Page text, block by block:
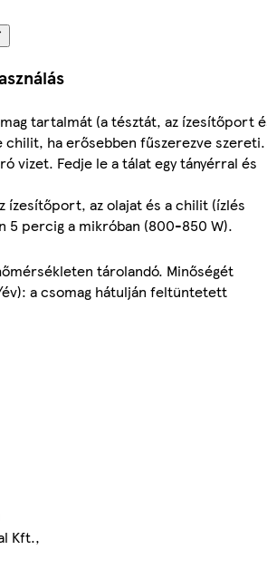
tartalmát (a tésztát, az ízesítőport
chilit, ha erősebben fűszerezve szereti.
vizet. Fedje le a tálat egy tányérral és
ízesítőport, az olajat és a chilit (ízlés
5 percig a mikróban (800-850 W).
tárolandó. Minőségét
a csomag hátulján feltüntetett
Kft.,